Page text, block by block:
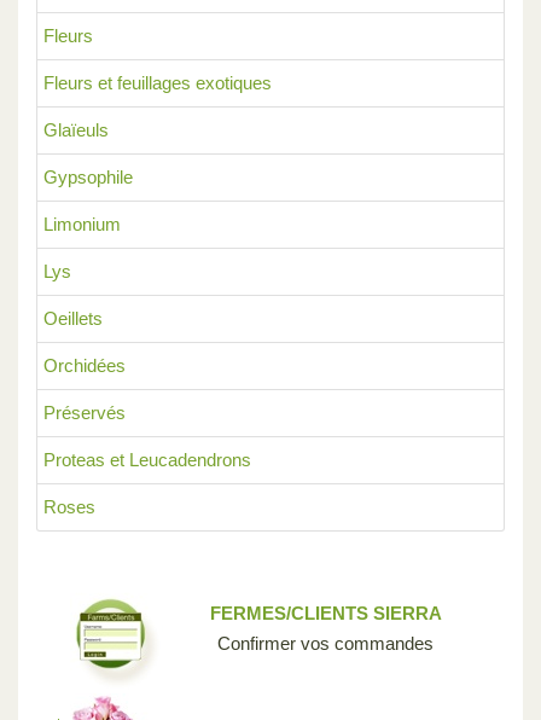
Fleurs
Fleurs et feuillages exotiques
Glaïeuls
Gypsophile
Limonium
Lys
Oeillets
Orchidées
Préservés
Proteas et Leucadendrons
Roses
FERMES/CLIENTS SIERRA
Confirmer vos commandes